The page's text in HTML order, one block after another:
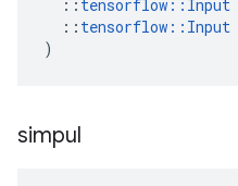
:: tensorflow :: Input
:: tensorflow :: Input
)
simpul